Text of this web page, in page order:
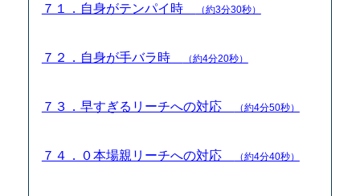
７１．自身がテンパイ時 （約3分30秒）
７２．自身が手バラ時 （約4分20秒）
７３．早すぎるリーチへの対応 （約4分50秒）
７４．０本場親リーチへの対応 （約4分40秒）